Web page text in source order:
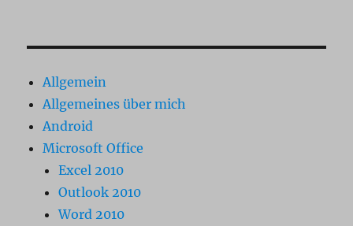
Allgemein
Allgemeines über mich
Android
Microsoft Office
Excel 2010
Outlook 2010
Word 2010